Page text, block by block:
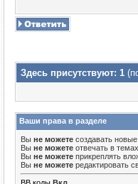
Здесь присутствуют: 1
Ваши права в разделе
Вы не можете создавать
Вы не можете отвечать в темах
Вы не можете прикреплять
Вы не можете редактировать